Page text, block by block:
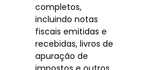
completos,
incluindo notas
fiscais emitidas e
recebidas, livros de
apuração de